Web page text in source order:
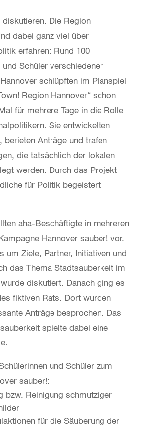
diskutieren. Die Region
dabei ganz viel über
erfahren: Rund 100
und Schüler verschiedener
schlüpften im Planspiel
Region Hannover“ schon
für mehrere Tage in die Rolle
Sie entwickelten
berieten Anträge und trafen
die tatsächlich der lokalen
werden. Durch das Projekt
für Politik begeistert
aha-Beschäftigte in mehreren
Hannover sauber! vor.
um Ziele, Partner, Initiativen und
das Thema Stadtsauberkeit im
diskutiert. Danach ging es
fiktiven Rats. Dort wurden
Anträge besprochen. Das
spielte dabei eine
und Schüler zum
sauber!:
bzw. Reinigung schmutziger
für die Säuberung der